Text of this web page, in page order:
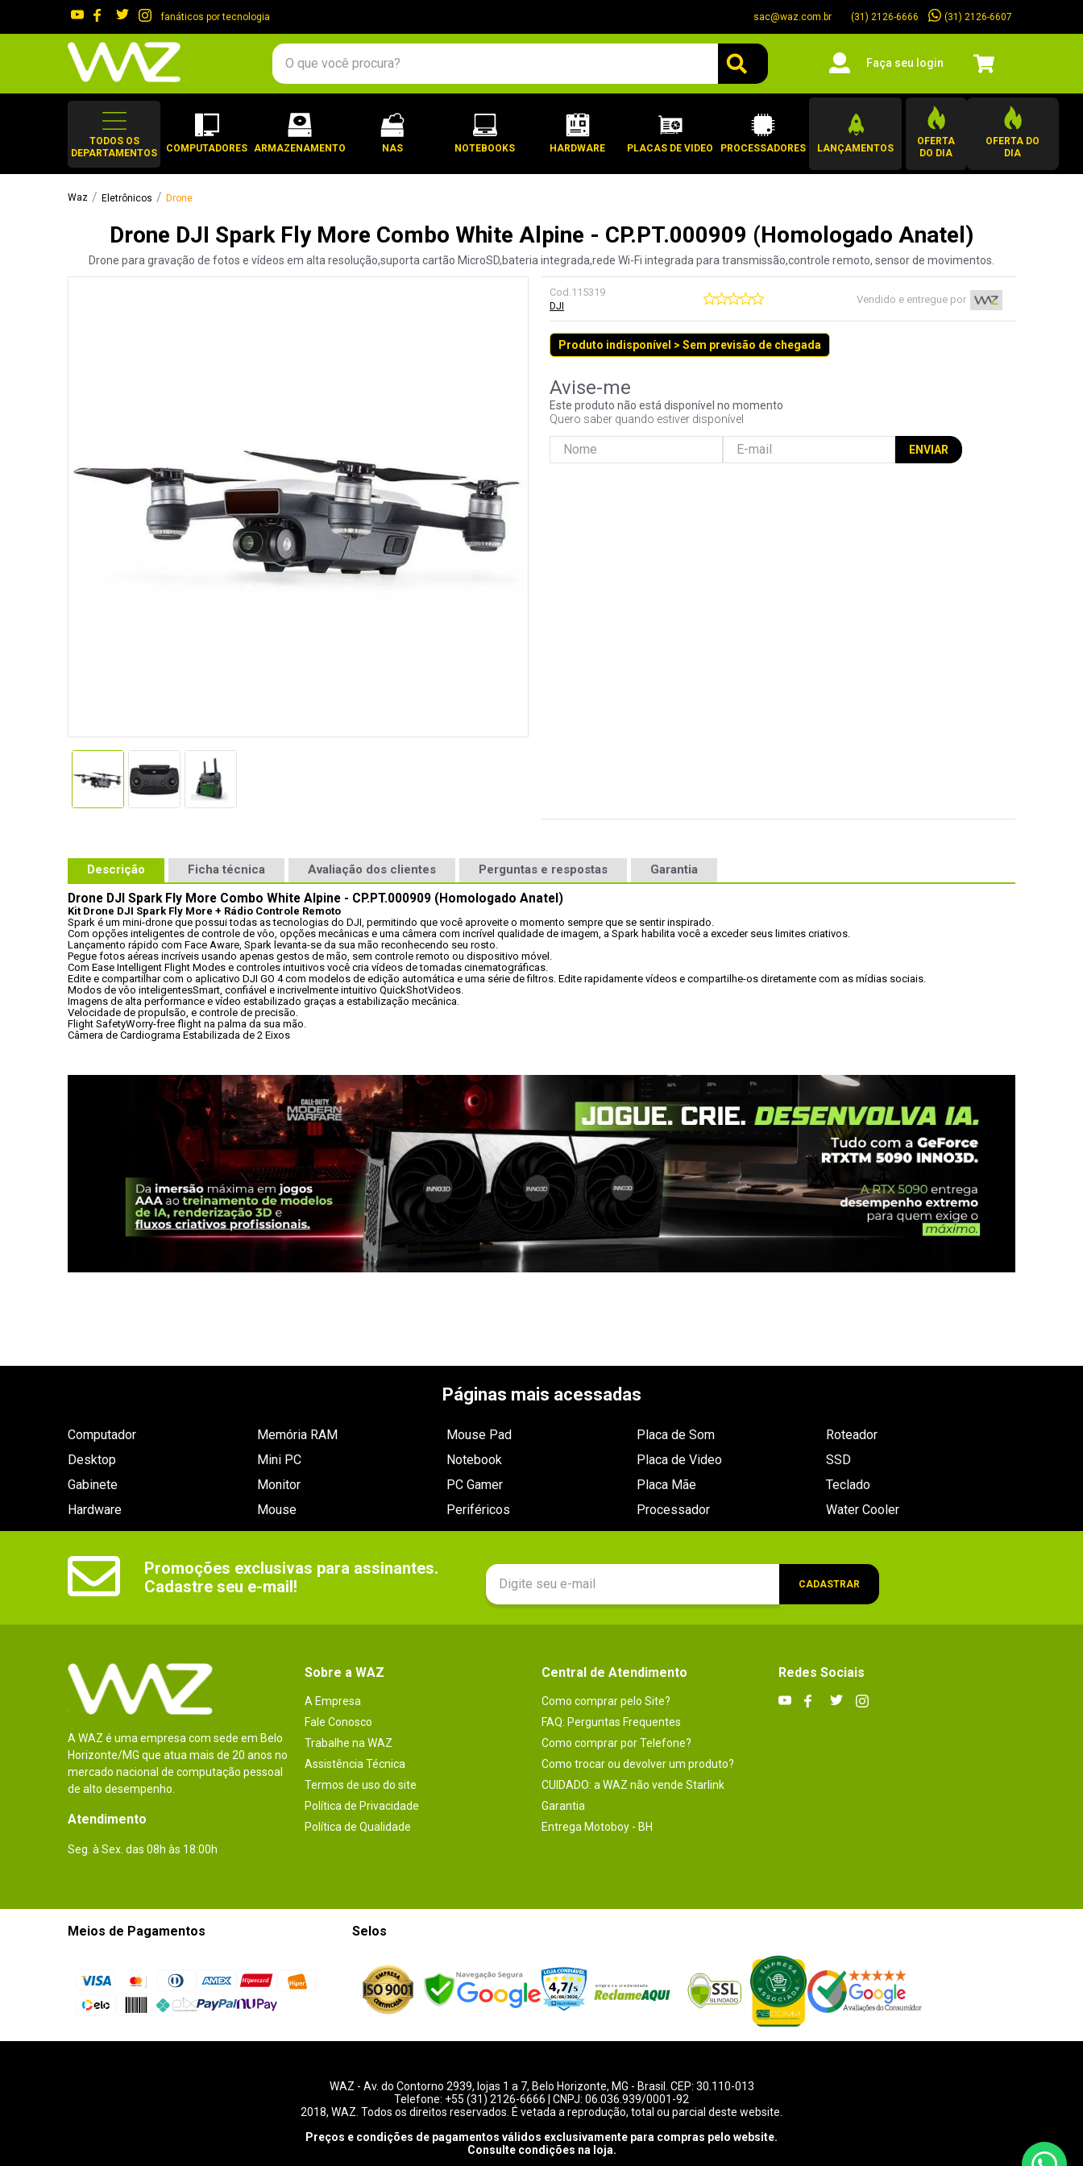
fanáticos por tecnologia sac@waz.com.br (31) 2126-6666 (31) 2126-6607
O que você procura?
Faça seu login
TODOS OS
DEPARTAMENTOS
COMPUTADORES ARMAZENAMENTO NAS NOTEBOOKS HARDWARE PLACAS DE VIDEO PROCESSADORES LANÇAMENTOS
OFERTA
DO DIA
OFERTA DO
DIA
Eletrônicos Drone
Drone DJI Spark Fly More Combo White Alpine - CP.PT.000909 (Homologado Anatel)
Drone para gravação de fotos e vídeos em alta resolução,suporta cartão MicroSD,bateria integrada,rede Wi-Fi integrada para transmissão,controle remoto, sensor de movimentos.
Cod.115319
DJI
Vendido e entregue por
Produto indisponível > Sem previsão de chegada
Este produto não está disponível no momento
Quero saber quando estiver disponível
ENVIAR
Descrição Ficha técnica Avaliação dos clientes Perguntas e respostas Garantia
Drone DJI Spark Fly More Combo White Alpine - CP.PT.000909 (Homologado Anatel)
Kit Drone DJI Spark Fly More + Rádio Controle Remoto
Spark é um mini-drone que possui todas as tecnologias do DJI, permitindo que você aproveite o momento sempre que se sentir inspirado.
Com opções inteligentes de controle de vôo, opções mecânicas e uma câmera com incrível qualidade de imagem, a Spark habilita você a exceder seus limites criativos.
Lançamento rápido com Face Aware, Spark levanta-se da sua mão reconhecendo seu rosto.
Pegue fotos aéreas incríveis usando apenas gestos de mão, sem controle remoto ou dispositivo móvel.
Com Ease Intelligent Flight Modes e controles intuitivos você cria vídeos de tomadas cinematográficas.
Edite e compartilhar com o aplicativo DJI GO 4 com modelos de edição automática e uma série de filtros. Edite rapidamente vídeos e compartilhe-os diretamente com as mídias sociais.
Modos de vôo inteligentesSmart, confiável e incrivelmente intuitivo QuickShotVideos.
Imagens de alta performance e vídeo estabilizado graças a estabilização mecânica.
Velocidade de propulsão, e controle de precisão.
Flight SafetyWorry-free flight na palma da sua mão.
Câmera de Cardiograma Estabilizada de 2 Eixos
Páginas mais acessadas
Computador
Desktop
Gabinete
Hardware
Memória RAM
Mini PC
Monitor
Mouse
Mouse Pad
Notebook
PC Gamer
Periféricos
Placa de Som
Placa de Video
Placa Mãe
Processador
Roteador
SSD
Teclado
Water Cooler
Promoções exclusivas para assinantes.
Cadastre seu e-mail!
CADASTRAR
A WAZ é uma empresa com sede em Belo
Horizonte/MG que atua mais de 20 anos no
mercado nacional de computação pessoal
de alto desempenho.
Atendimento
Seg. à Sex. das 08h às 18:00h
Sobre a WAZ
A Empresa
Fale Conosco
Trabalhe na WAZ
Assistência Técnica
Termos de uso do site
Política de Privacidade
Política de Qualidade
Central de Atendimento
Como comprar pelo Site?
FAQ: Perguntas Frequentes
Como comprar por Telefone?
Como trocar ou devolver um produto?
CUIDADO: a WAZ não vende Starlink
Garantia
Entrega Motoboy - BH
Redes Sociais
Meios de Pagamentos Selos
WAZ - Av. do Contorno 2939, lojas 1 a 7, Belo Horizonte, MG - Brasil. CEP: 30.110-013
Telefone: +55 (31) 2126-6666 | CNPJ: 06.036.939/0001-92
2018, WAZ. Todos os direitos reservados. É vetada a reprodução, total ou parcial deste website.
Preços e condições de pagamentos válidos exclusivamente para compras pelo website.
Consulte condições na loja.
gabinete
2º
keychron
º
openbox
6º
mouse